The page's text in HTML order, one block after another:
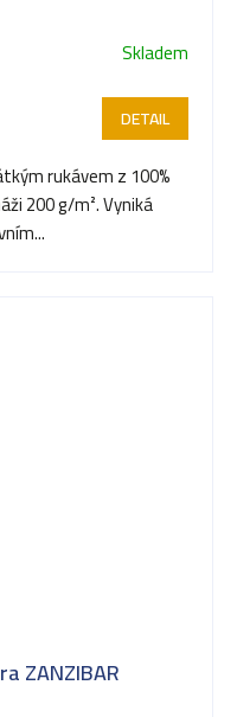
Skladem
DETAIL
rukávem z 100%
200 g/m². Vyniká
ZANZIBAR